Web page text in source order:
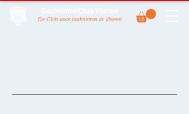
De Club voor badminton in Vianen